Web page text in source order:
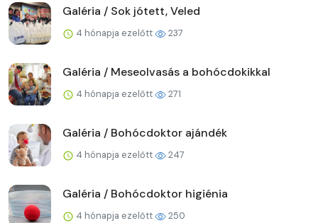
Galéria / Sok jótett, Veled
4 hónapja ezelőtt 237
Galéria / Meseolvasás a bohócdokikkal
4 hónapja ezelőtt 271
Galéria / Bohócdoktor ajándék
4 hónapja ezelőtt 247
Galéria / Bohócdoktor higiénia
4 hónapja ezelőtt 250